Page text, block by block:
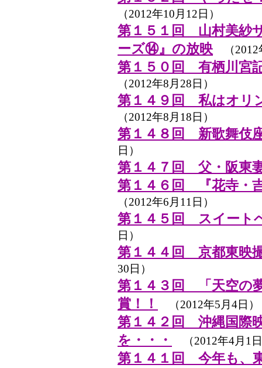
（2012年10月12日）
第１５１回 山村美紗
ーズ⑭』の放映 （2012
第１５０回 有栖川宮
（2012年8月28日）
第１４９回 私はオリ
（2012年8月18日）
第１４８回 新歌舞伎
日）
第１４７回 父・阪東
第１４６回 『花寺・
（2012年6月11日）
第１４５回 スイート
日）
第１４４回 京都東映
30日）
第１４３回 「天空の
賞！！
（2012年5月4日）
第１４２回 沖縄国際
を・・・
（2012年4月1
第１４１回 今年も、